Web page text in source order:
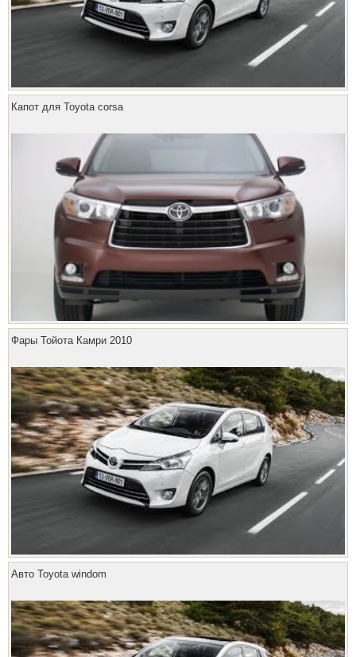
Капот для Toyota corsa
Фары Тойота Камри 2010
Авто Toyota windom